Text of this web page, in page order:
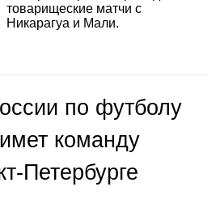
товарищеские матчи с
Никарагуа и Мали.
по футболу
команду
Петербурге